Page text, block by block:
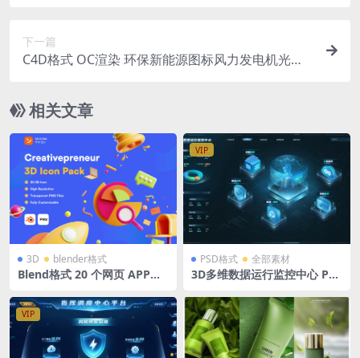
下一篇
C4D格式 OC渲染 环保新能源图标风力发电机光伏
相关文章
3D blender格式
Blend格式 20 个网页 APP通
高清PNG
VIP
PSD格式 全部素材
3D多维数据运行监控中心 PS
VIP